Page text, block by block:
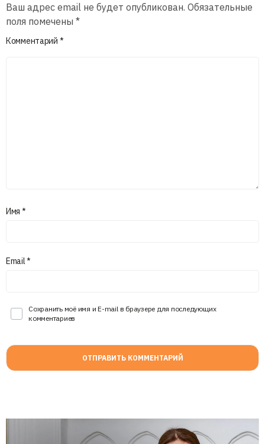
Ваш адрес email не будет опубликован. Обязательные
поля помечены *
Комментарий *
Имя *
Email*
Сохранить моё имя и E-mail в браузере для последующих
комментариев